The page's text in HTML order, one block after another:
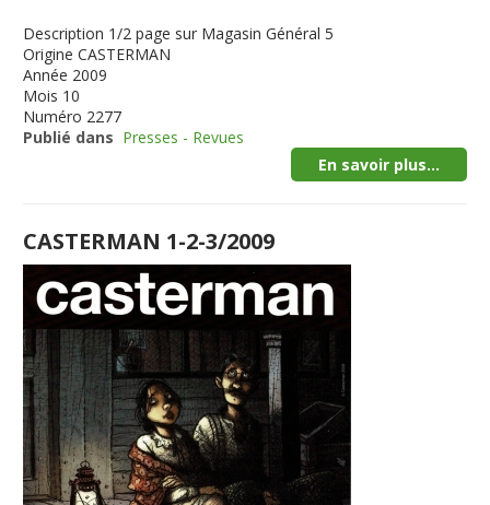
Description 1/2 page sur Magasin Général 5
Origine CASTERMAN
Année 2009
Mois 10
Numéro 2277
Publié dans Presses - Revues
En savoir plus...
CASTERMAN 1-2-3/2009